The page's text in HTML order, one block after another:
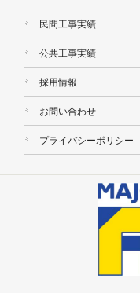
民間工事実績
公共工事実績
採用情報
お問い合わせ
プライバシーポリシー